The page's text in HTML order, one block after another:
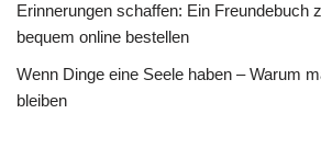
Erinnerungen schaffen: Ein Freundebuch
bequem online bestellen
Wenn Dinge eine Seele haben – Warum
bleiben